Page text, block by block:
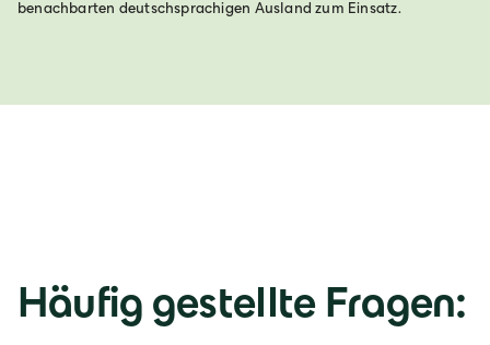
benachbarten deutschsprachigen Ausland zum Einsatz.
Häufig gestellte Fragen: